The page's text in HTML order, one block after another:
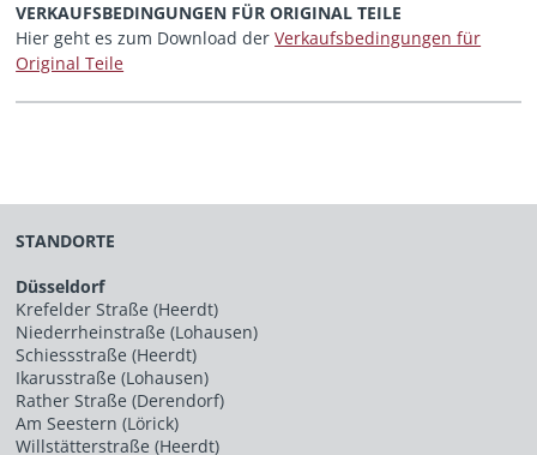
VERKAUFSBEDINGUNGEN FÜR ORIGINAL TEILE
Hier geht es zum Download derVerkaufsbedingungen für
Original Teile
STANDORTE
Düsseldorf
Krefelder Straße (Heerdt)
Niederrheinstraße (Lohausen)
Schiessstraße (Heerdt)
Ikarusstraße (Lohausen)
Rather Straße (Derendorf)
Am Seestern (Lörick)
Willstätterstraße (Heerdt)